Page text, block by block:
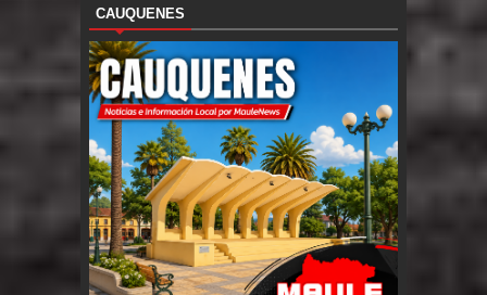
CAUQUENES